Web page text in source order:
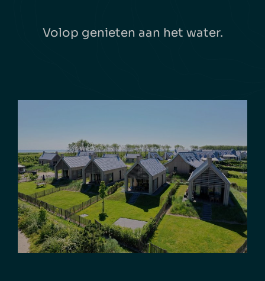
Volop genieten aan het water.